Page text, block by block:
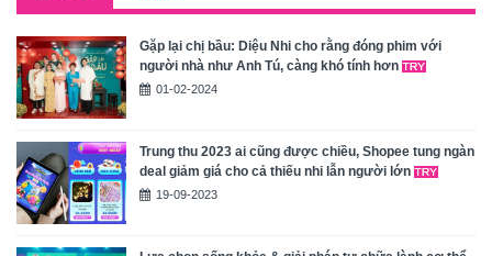
Gặp lại chị bầu: Diệu Nhi cho rằng đóng phim với
người nhà như Anh Tú, càng khó tính hơn
01-02-2024
Trung thu 2023 ai cũng được chiều, Shopee tung ngàn
deal giảm giá cho cả thiếu nhi lẫn người lớn
19-09-2023